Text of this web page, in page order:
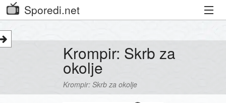
Sporedi.net
Krompir: Skrb za
okolje
Krompir: Skrb za okolje